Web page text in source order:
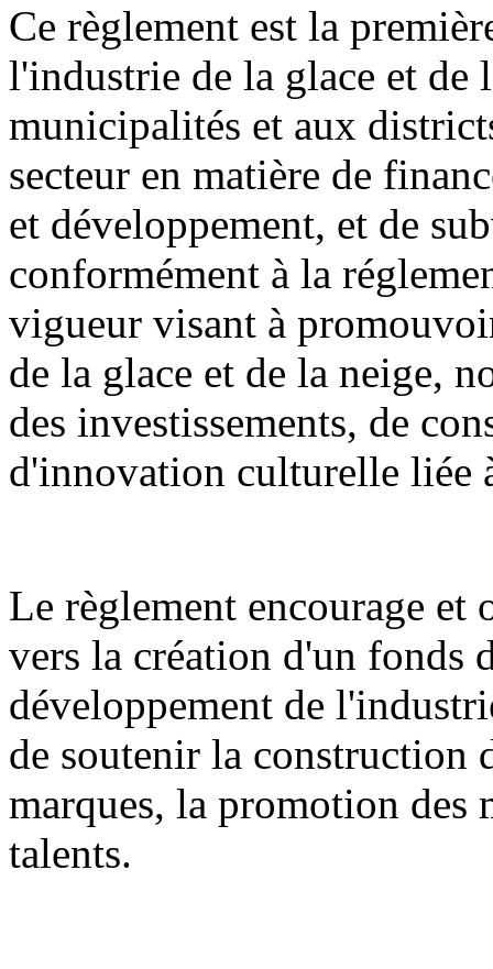
Ce règlement est la
l'industrie de la glace et de
municipalités et aux
secteur en matière de
et développement, et de
conformément à la
vigueur visant à
de la glace et de la neige,
des investissements, de
d'innovation culturelle liée
Le règlement encourage et
vers la création d'un fonds
développement de
de soutenir la construction
marques, la promotion des
talents.